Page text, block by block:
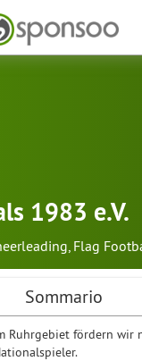
1983 e.V.
, Flag
Sommario
Ruhrgebiet fördern wir